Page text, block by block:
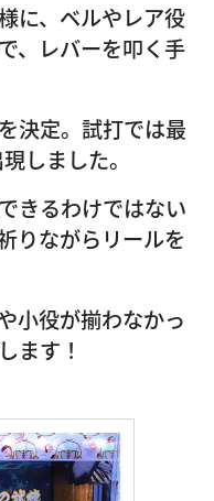
に、ベルやレア役
、レバーを叩く手
決定。試打では最
しました。
きるわけではない
りながらリールを
小役が揃わなかっ
ます！